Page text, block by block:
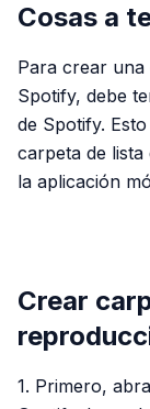
Cosas a
Para crear una
Spotify, debe
de Spotify.
carpeta de
la aplicación
Crear
1. Primero,